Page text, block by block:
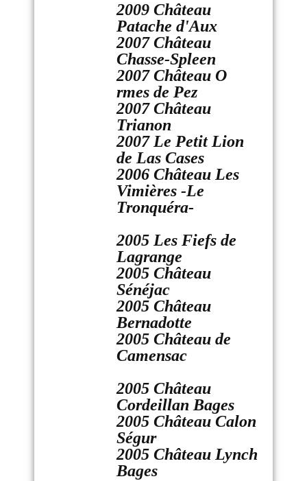
2009 Château
Patache d'Aux
2007 Château
Chasse-Spleen
2007 Château O
rmes de Pez
2007 Château
Trianon
2007 Le Petit Lion
de Las Cases
2006 Château Les
Vimières -Le
Tronquéra-
2005 Les Fiefs de
Lagrange
2005 Château
Sénéjac
2005 Château
Bernadotte
2005 Château de
Camensac
2005 Château
Cordeillan Bages
2005 Château Calon
Ségur
2005 Château Lynch
Bages